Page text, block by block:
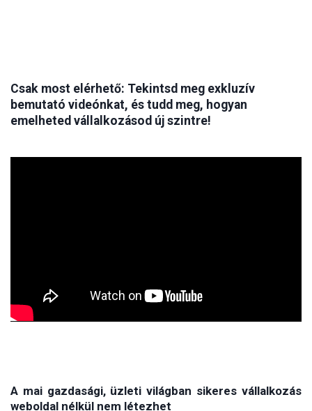
Csak most elérhető: Tekintsd meg exkluzív
bemutató videónkat, és tudd meg, hogyan
emelheted vállalkozásod új szintre!
A mai gazdasági, üzleti világban sikeres vállalkozás
weboldal nélkül nem létezhet